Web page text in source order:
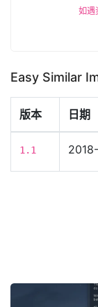
如遇
Easy Similar
版本 日期
1.1